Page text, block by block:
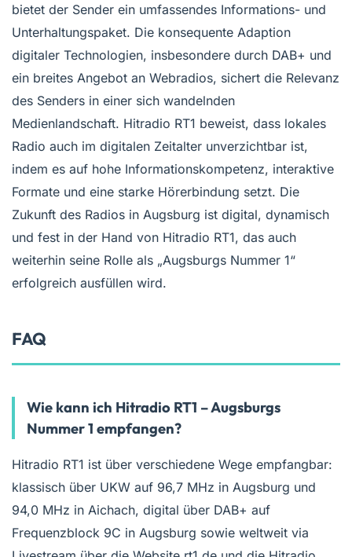
bietet der Sender ein umfassendes Informations- und
Unterhaltungspaket. Die konsequente Adaption
digitaler Technologien, insbesondere durch DAB+ und
ein breites Angebot an Webradios, sichert die Relevanz
des Senders in einer sich wandelnden
Medienlandschaft. Hitradio RT1 beweist, dass lokales
Radio auch im digitalen Zeitalter unverzichtbar ist,
indem es auf hohe Informationskompetenz, interaktive
Formate und eine starke Hörerbindung setzt. Die
Zukunft des Radios in Augsburg ist digital, dynamisch
und fest in der Hand von Hitradio RT1, das auch
weiterhin seine Rolle als „Augsburgs Nummer 1“
erfolgreich ausfüllen wird.
FAQ
Wie kann ich Hitradio RT1 – Augsburgs
Nummer 1 empfangen?
Hitradio RT1 ist über verschiedene Wege empfangbar:
klassisch über UKW auf 96,7 MHz in Augsburg und
94,0 MHz in Aichach, digital über DAB+ auf
Frequenzblock 9C in Augsburg sowie weltweit via